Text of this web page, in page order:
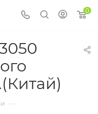
0
—